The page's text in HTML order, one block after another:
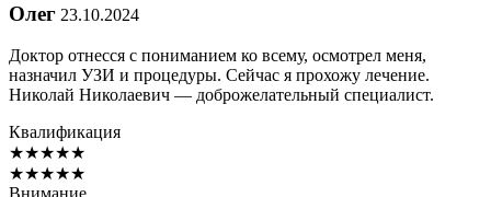
Олег 23.10.2024
Доктор отнесся с пониманием ко всему, осмотрел меня,
назначил УЗИ и процедуры. Сейчас я прохожу лечение.
Николай Николаевич — доброжелательный специалист.
Квалификация
★★★★★
★★★★★
Внимание